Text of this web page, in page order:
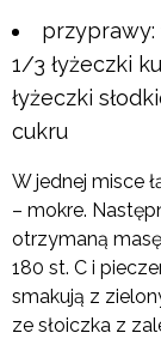
przyprawy:
1/3 łyżeczki
łyżeczki
cukru
W jednej misce
– mokre.
otrzymaną
180 st. C i
smakują z
ze słoiczka z